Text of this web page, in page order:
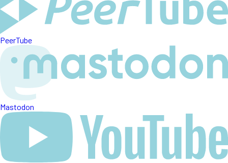
PeerTube
Mastodon